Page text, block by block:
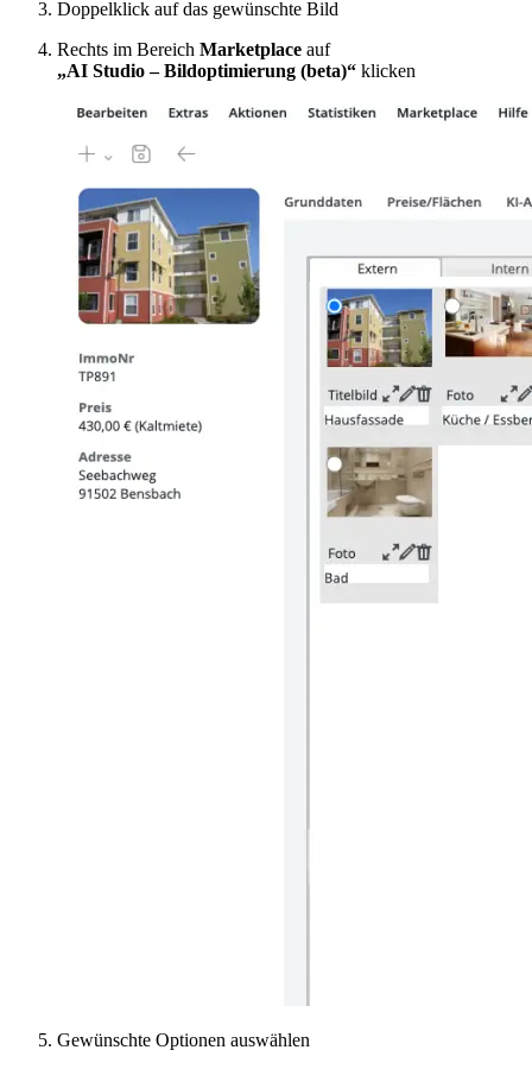
Doppelklick auf das gewünschte Bild
Rechts im Bereich Marketplace auf
„AI Studio – Bildoptimierung (beta)“ klicken
Gewünschte Optionen auswählen